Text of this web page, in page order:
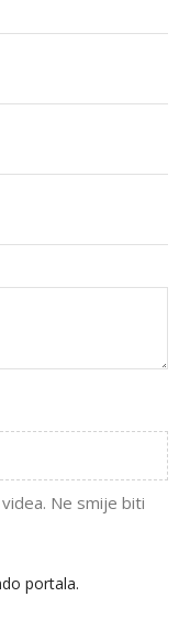
Ne smije biti
portala.